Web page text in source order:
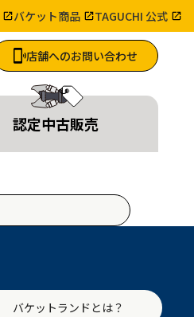
バケット商品 TAGUCHI 公式
店舗へのお問い合わせ
認定中古販売
バケットランドとは？